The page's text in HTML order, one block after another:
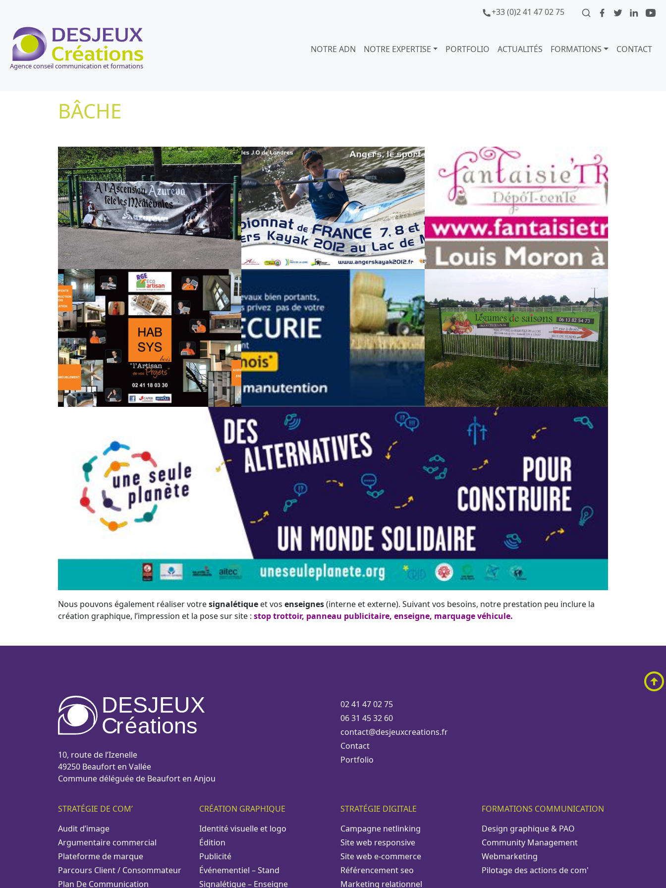
+33 (0)2 41 47 02 75
Agence conseil communication et formations
NOTRE ADN NOTRE EXPERTISE PORTFOLIO ACTUALITÉS FORMATIONS CONTACT
BÂCHE
Nous pouvons également réaliser votresignalétique et vos enseignes(interne et externe). Suivant vos besoins, notre prestation peu inclure la
création graphique, l’impression et la pose sur site : stop trottoir, panneau publicitaire, enseigne, marquage véhicule.
DESJEUX
Créations
10, route de l’Izenelle
49250 Beaufort en Vallée
Commune déléguée de Beaufort en Anjou
02 41 47 02 75
06 31 45 32 60
contact@desjeuxcreations.fr
Contact
Portfolio
STRATÉGIE DE COM’
Audit d’image
Argumentaire commercial
Plateforme de marque
Parcours Client / Consommateur
Plan De Communication
CRÉATION GRAPHIQUE
Identité visuelle et logo
Édition
Publicité
Événementiel – Stand
Signalétique – Enseigne
STRATÉGIE DIGITALE
Campagne netlinking
Site web responsive
Site web e-commerce
Référencement seo
Marketing relationnel
FORMATIONS COMMUNICATION
Design graphique & PAO
Community Management
Webmarketing
Pilotage des actions de com'